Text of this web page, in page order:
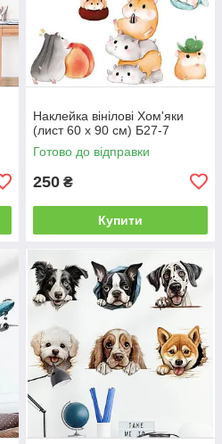
Наклейка вінілові Хом'яки
(лист 60 х 90 см) Б27-7
Готово до відправки
250 ₴
Купити